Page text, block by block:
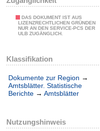
DAS DOKUMENT IST AUS
LIZENZRECHTLICHEN GRÜNDEN
NUR AN DEN SERVICE-PCS DER
ULB ZUGÄNGLICH.
Klassifikation
Dokumente zur Region →
Amtsblätter. Statistische
Berichte → Amtsblätter
Nutzungshinweis